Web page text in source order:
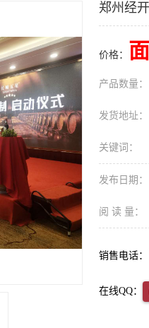
郑州经
价格：
产品数量：
发货地址：
关键词：
发布日期：
阅 读 量：
销售电话：
在线QQ：